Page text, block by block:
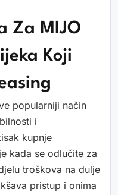
Za MIJO
Koji
popularniji način
i
kupnje
kada se odlučite za
troškova na dulje
pristup i onima